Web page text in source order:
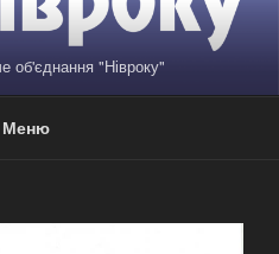
об'єднання "Нівроку"
Меню